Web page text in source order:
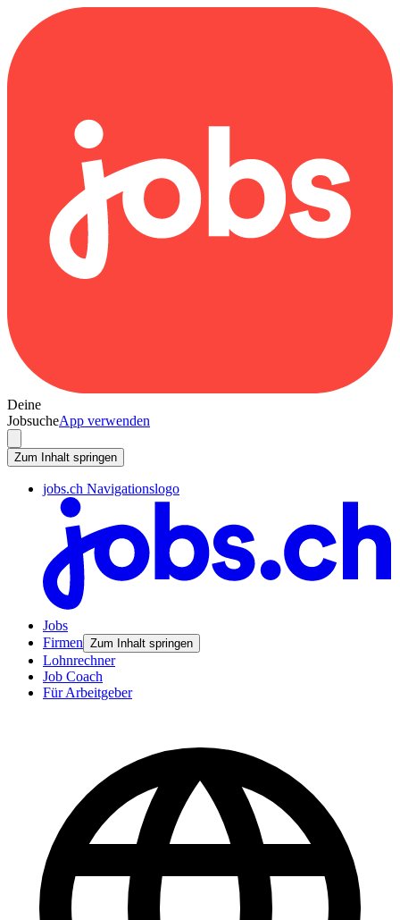
Deine
JobsucheApp verwenden
Zum Inhalt springen
jobs.ch Navigationslogo
Jobs
Firmen Zum Inhalt springen
Lohnrechner
Job Coach
Für Arbeitgeber